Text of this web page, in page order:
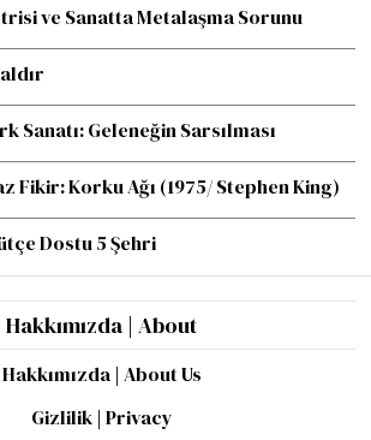
ve Sanatta Metalaşma Sorunu
Sanatı: Geleneğin Sarsılması
Fikir: Korku Ağı (1975/ Stephen King)
Dostu 5 Şehri
Hakkımızda | About
Hakkımızda | About Us
Gizlilik | Privacy